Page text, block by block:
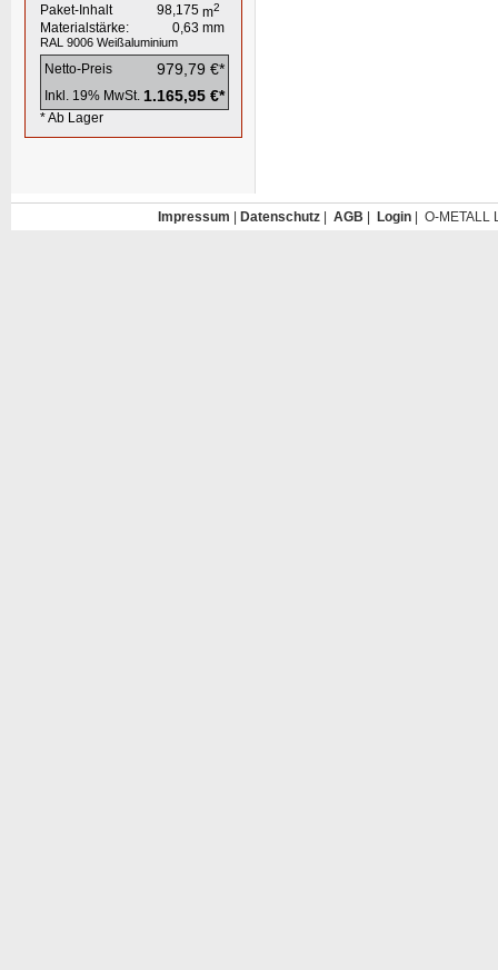
Paket-Inhalt
98,175 m2
Materialstärke: 0,63 mm
RAL 9006 Weißaluminium
Netto-Preis 979,79 €*
Inkl. 19% MwSt. 1.165,95 €*
* Ab Lager
Impressum Datenschutz| AGB Login| O-METALL